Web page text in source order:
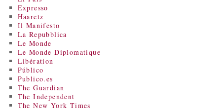
Expresso
Haaretz
Il Manifesto
La Repubblica
Le Monde
Le Monde Diplomatique
Libération
Público
Publico.es
The Guardian
The Independent
The New York Times